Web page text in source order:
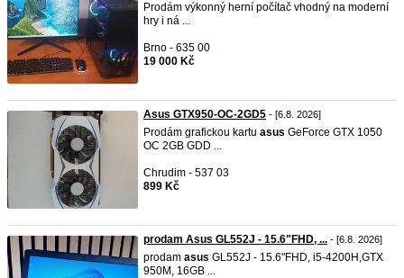
Prodám výkonný herní počítač vhodný na moderní
hry i ná ...
Brno - 635 00
19 000 Kč
Asus GTX950-OC-2GD5 - [6.8. 2026]
Prodám grafickou kartu asus GeForce GTX 1050
OC 2GB GDD ...
Chrudim - 537 03
899 Kč
prodam Asus GL552J - 15.6"FHD, ... - [6.8. 2026]
prodam asus GL552J - 15.6"FHD, i5-4200H,GTX
950M, 16GB ...